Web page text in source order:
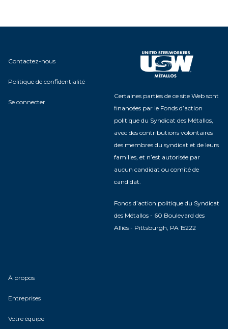
Contactez-nous
Politique de confidentialité
Se connecter
Certaines parties de ce site Web sont
financées par le Fonds d’action
politique du Syndicat des Métallos,
avec des contributions volontaires
des membres du syndicat et de leurs
familles, et n’est autorisée par
aucun candidat ou comité de
candidat.
Fonds d’action politique du Syndicat
des Métallos - 60 Boulevard des
Alliés - Pittsburgh, PA 15222
À propos
Entreprises
Votre équipe